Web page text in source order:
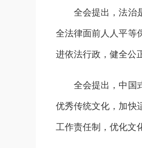
全会提出，法治是
全法律面前人人平等
进依法行政，健全公
全会提出，中国式
优秀传统文化，加快
工作责任制，优化文